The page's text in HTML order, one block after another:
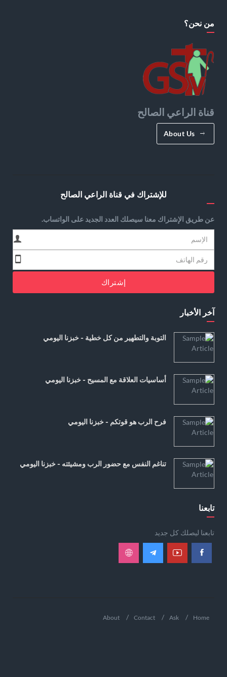
من نحن؟
قناة الراعي الصالح
About Us
للإشتراك في قناة الراعي الصالح
عن طريق الإشتراك معنا سيصلك العدد الجديد على الواتساب.
إشتراك
آخر الأخبار
التوبة والتطهير من كل خطية - خبزنا اليومي
أساسيات العلاقة مع المسيح - خبزنا اليومي
فرح الرب هو قوتكم - خبزنا اليومي
تناغم النفس مع حضور الرب ومشيئته - خبزنا اليومي
تابعنا
تابعنا ليصلك كل جديد
Home
Ask
Contact
About